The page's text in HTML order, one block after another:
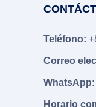
Teléfono:
Correo
WhatsApp:
Horario